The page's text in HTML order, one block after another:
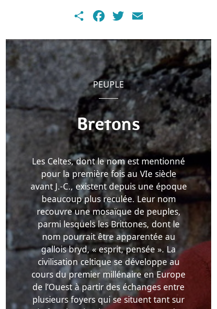
ShareFacebook
Twitter
PEUPLE
Bretons
Les Celtes, dont le nom est mentionné
pour la première fois au VIe siècle
avant J.-C., existent depuis une époque
beaucoup plus reculée. Leur nom
recouvre une mosaïque de peuples,
parmi lesquels les Brittones, dont le
nom pourrait être apparentée au
gallois bryd, « esprit, pensée ». La
civilisation celtique se développe au
cours du premier millénaire en Europe
de l’Ouest à partir des échanges entre
plusieurs foyers qui se situent tant sur